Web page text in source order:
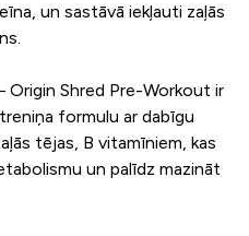
un sastāvā iekļauti zaļās
Shred Pre-Workout ir
formulu ar dabīgu
tējas, B vitamīniem, kas
un palīdz mazināt